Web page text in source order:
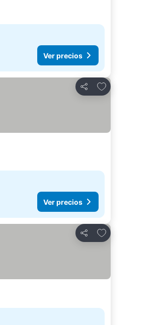
Ver precios
Compartir
Agregar a favoritos
Ver precios
Compartir
Agregar a favoritos